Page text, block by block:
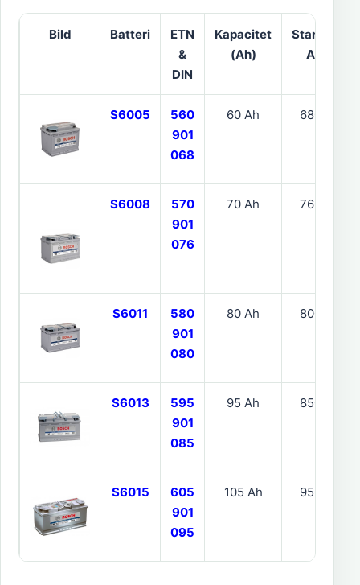
Bild Batteri
ETN
&
DIN
Kapacitet
(Ah)
Starteffekt
A (EN)
S6005
560
901
068
60 Ah 680 CCA
S6008
570
901
076
70 Ah 760 CCA
S6011
580
901
080
80 Ah 800 CCA
S6013
595
901
085
95 Ah 850 CCA
S6015
605
901
095
105 Ah 950 CCA